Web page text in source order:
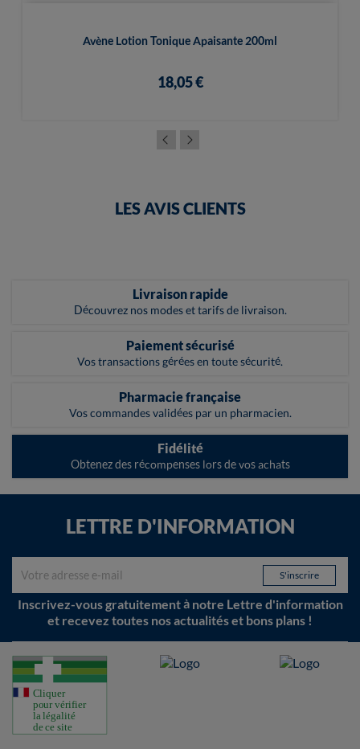
Avène Lotion Tonique Apaisante 200ml
18,05 €
LES AVIS CLIENTS
Livraison rapide
Découvrez nos modes et tarifs de livraison.
Paiement sécurisé
Vos transactions gérées en toute sécurité.
Pharmacie française
Vos commandes validées par un pharmacien.
Fidélité
Obtenez des récompenses lors de vos achats
LETTRE D'INFORMATION
Inscrivez-vous gratuitement à notre Lettre d'information
et recevez toutes nos actualités et bons plans !